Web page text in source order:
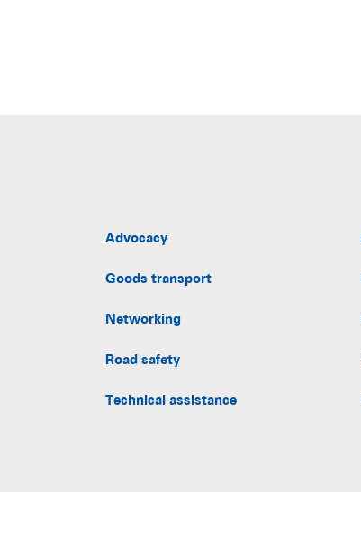
Advocacy
Goods transport
Networking
Road safety
Technical assistance